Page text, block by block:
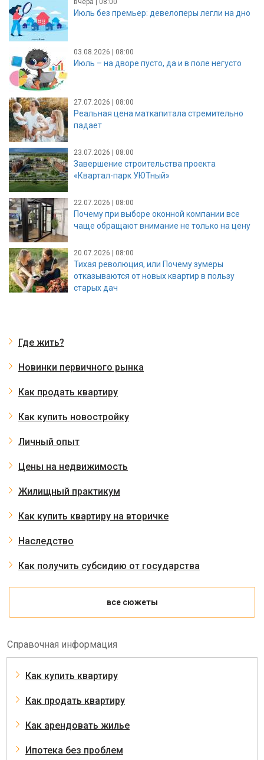
вчера | 08:00
Июль без премьер: девелоперы легли на дно
03.08.2026 | 08:00
Июль – на дворе пусто, да и в поле негусто
27.07.2026 | 08:00
Реальная цена маткапитала стремительно
падает
23.07.2026 | 08:00
Завершение строительства проекта
«Квартал-парк УЮТный»
22.07.2026 | 08:00
Почему при выборе оконной компании все
чаще обращают внимание не только на цену
20.07.2026 | 08:00
Тихая революция, или Почему зумеры
отказываются от новых квартир в пользу
старых дач
Где жить?
Новинки первичного рынка
Как продать квартиру
Как купить новостройку
Личный опыт
Цены на недвижимость
Жилищный практикум
Как купить квартиру на вторичке
Наследство
Как получить субсидию от государства
все сюжеты
Справочная информация
Как купить квартиру
Как продать квартиру
Как арендовать жилье
Ипотека без проблем